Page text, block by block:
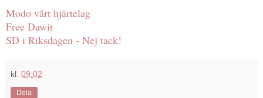
Modo vårt hjärtelag
Free Dawit
SD i Riksdagen - Nej tack!
kl. 09:02
Dela